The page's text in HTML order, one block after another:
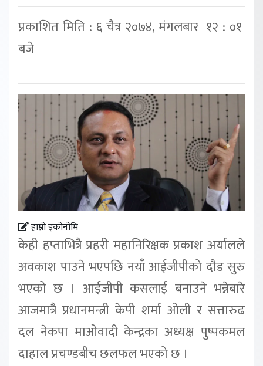
प्रकाशित मिति : ६ चैत्र २०७४, मंगलबार १२ : ०१
बजे
हाम्रो इकोनोमि
केही हप्ताभित्रै प्रहरी महानिरिक्षक प्रकाश अर्यालले
अवकाश पाउने भएपछि नयाँ आईजीपीको दौड सुरु
भएको छ । आईजीपी कसलाई बनाउने भन्नेबारे
आजमात्रै प्रधानमन्त्री केपी शर्मा ओली र सत्तारुढ
दल नेकपा माओवादी केन्द्रका अध्यक्ष पुष्पकमल
दाहाल प्रचण्डबीच छलफल भएको छ ।